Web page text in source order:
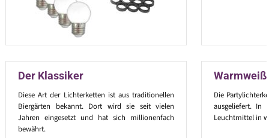
Der Klassiker
Diese Art der Lichterketten ist aus traditionellen
Biergärten bekannt. Dort wird sie seit vielen
Jahren eingesetzt und hat sich millionenfach
bewährt.
Die
ausgeliefert. In
Leuchtmittel in